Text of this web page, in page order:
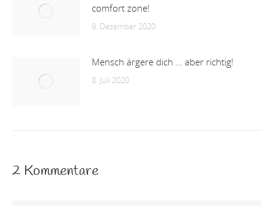
comfort zone!
9. Dezember 2020
Mensch ärgere dich … aber richtig!
8. Juli 2020
2 Kommentare